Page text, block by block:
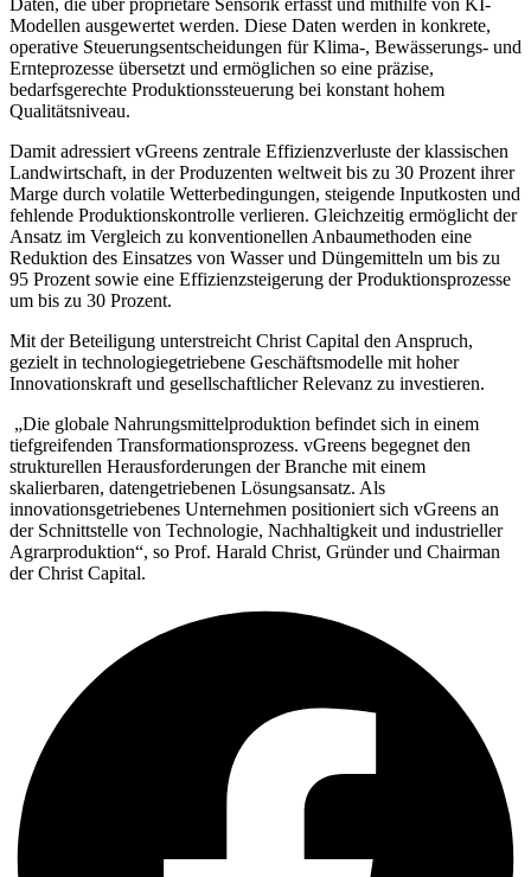
Daten, die über proprietäre Sensorik erfasst und mithilfe von KI-
Modellen ausgewertet werden. Diese Daten werden in konkrete,
operative Steuerungsentscheidungen für Klima-, Bewässerungs- und
Ernteprozesse übersetzt und ermöglichen so eine präzise,
bedarfsgerechte Produktionssteuerung bei konstant hohem
Qualitätsniveau.
Damit adressiert vGreens zentrale Effizienzverluste der klassischen
Landwirtschaft, in der Produzenten weltweit bis zu 30 Prozent ihrer
Marge durch volatile Wetterbedingungen, steigende Inputkosten und
fehlende Produktionskontrolle verlieren. Gleichzeitig ermöglicht der
Ansatz im Vergleich zu konventionellen Anbaumethoden eine
Reduktion des Einsatzes von Wasser und Düngemitteln um bis zu
95 Prozent sowie eine Effizienzsteigerung der Produktionsprozesse
um bis zu 30 Prozent.
Mit der Beteiligung unterstreicht Christ Capital den Anspruch,
gezielt in technologiegetriebene Geschäftsmodelle mit hoher
Innovationskraft und gesellschaftlicher Relevanz zu investieren.
„Die globale Nahrungsmittelproduktion befindet sich in einem
tiefgreifenden Transformationsprozess. vGreens begegnet den
strukturellen Herausforderungen der Branche mit einem
skalierbaren, datengetriebenen Lösungsansatz. Als
innovationsgetriebenes Unternehmen positioniert sich vGreens an
der Schnittstelle von Technologie, Nachhaltigkeit und industrieller
Agrarproduktion“, so Prof. Harald Christ, Gründer und Chairman
der Christ Capital.